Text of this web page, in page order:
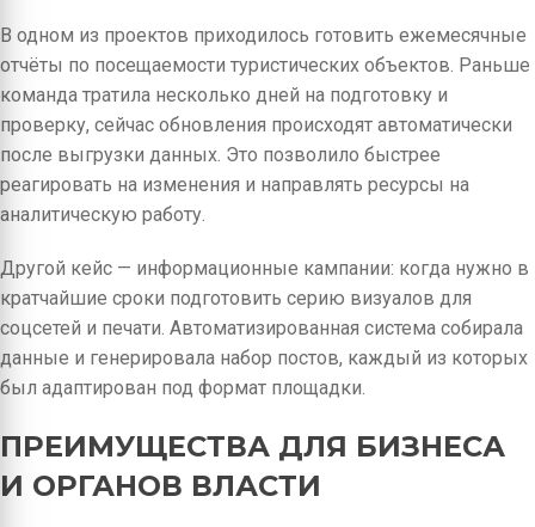
В одном из проектов приходилось готовить ежемесячные
отчёты по посещаемости туристических объектов. Раньше
команда тратила несколько дней на подготовку и
проверку, сейчас обновления происходят автоматически
после выгрузки данных. Это позволило быстрее
реагировать на изменения и направлять ресурсы на
аналитическую работу.
Другой кейс — информационные кампании: когда нужно в
кратчайшие сроки подготовить серию визуалов для
соцсетей и печати. Автоматизированная система собирала
данные и генерировала набор постов, каждый из которых
был адаптирован под формат площадки.
ПРЕИМУЩЕСТВА ДЛЯ БИЗНЕСА
И ОРГАНОВ ВЛАСТИ